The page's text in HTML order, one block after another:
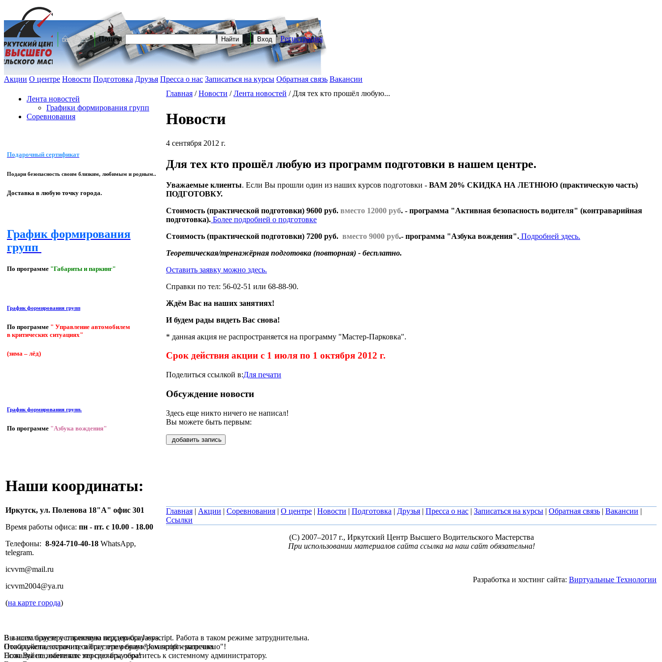
Поиск: Найти Вход Регистрация
Акции О центре Новости Подготовка Друзья Пресса о нас Записаться на курсы Обратная связь Вакансии
Лента новостей
Графики формирования групп
Соревнования
Подарочный сертификат
Подари безопасность своим близким, любимым и родным..
Доставка в любую точку города.
График формирования
групп
По программе "Габариты и паркинг"
График формирования групп
По программе " Управление автомобилем
в критических ситуациях"
(зима – лёд)
График формирования групп.
По программе "Азбука вождения"
Главная /Новости /Лента новостей / Для тех кто прошёл любую...
Новости
4 сентября 2012 г.
Для тех кто прошёл любую из программ подготовки в нашем центре.
Уважаемые клиенты. Если Вы прошли один из наших курсов подготовки - ВАМ 20% СКИДКА НА ЛЕТНЮЮ (практическую часть)
ПОДГОТОВКУ.
Стоимость (практической подготовки) 9600 руб. вместо 12000 руб. - программа "Активная безопасность водителя" (контраварийная
подготовка). Более подробней о подготовке
Стоимость (практической подготовки) 7200 руб. вместо 9000 руб.- программа "Азбука вождения". Подробней здесь.
Теоретическая/тренажёрная подготовка (повторная) - бесплатно.
Оставить заявку можно здесь.
Справки по тел: 56-02-51 или 68-88-90.
Ждём Вас на наших занятиях!
И будем рады видеть Вас снова!
* данная акция не распространяется на программу "Мастер-Парковка".
Срок действия акции с 1 июля по 1 октября 2012 г.
Поделиться ссылкой в:Для печати
Обсуждение новости
Здесь еще никто ничего не написал!
Вы можете быть первым:
добавить запись
Наши координаты:
Иркутск, ул. Поленова 18"А" офис 301
Время работы офиса: пн - пт. с 10.00 - 18.00
Телефоны: 8-924-710-40-18 WhatsApp,
telegram.
icvvm@mail.ru
icvvm2004@ya.ru
(на карте города)
Главная | Акции | Соревнования | О центре | Новости | Подготовка | Друзья | Пресса о нас | Записаться на курсы | Обратная связь | Вакансии |
Ссылки
(C) 2007–2017 г., Иркутский Центр Высшего Водительского Мастерства
При использовании материалов сайта ссылка на наш сайт обязательна!
Разработка и хостинг сайта: Виртуальные Технологии
В вашем браузере отключена поддержка Jasvscript. Работа в таком режиме затруднительна.
Пожалуйста, включите в браузере режим "Javascript - разрешено"!
Если Вы не знаете как это сделать, обратитесь к системному администратору.
Вы используете устаревшую версию браузера.
Отображение страниц сайта с этим браузером проблематична.
Пожалуйста, обновите версию браузера!